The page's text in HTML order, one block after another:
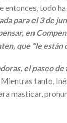
todo
para el 3 de
en
que “le están
el paseo
Mientras tanto,
masticar,